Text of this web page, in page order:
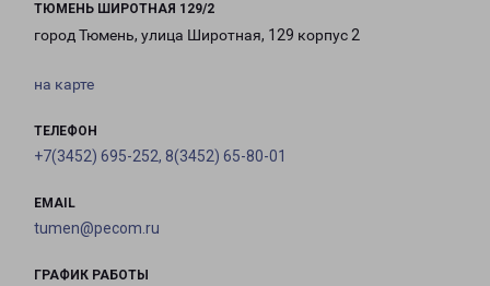
ТЮМЕНЬ ШИРОТНАЯ 129/2
город Тюмень, улица Широтная, 129 корпус 2
на карте
ТЕЛЕФОН
+7(3452) 695-252, 8(3452) 65-80-01
EMAIL
tumen@pecom.ru
ГРАФИК РАБОТЫ